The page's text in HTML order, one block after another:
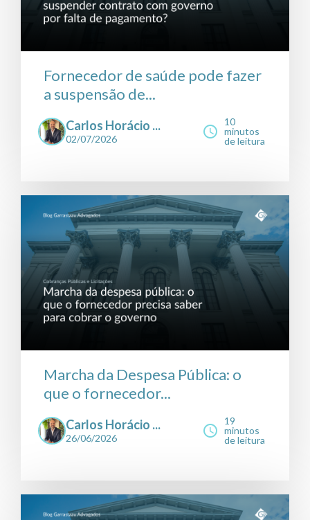
Fornecedor de saúde pode fazer
a suspensão de...
Carlos Horácio ...
02/07/2026
10
minutos
de leitura
Marcha da Despesa Pública: o
que o fornecedor...
Carlos Horácio ...
26/06/2026
19
minutos
de leitura